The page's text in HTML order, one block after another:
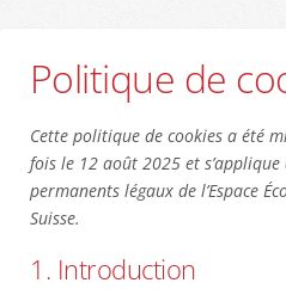
Politique de
Cette politique de cookies a été
fois le 12 août 2025 et
permanents légaux de l’Espace
Suisse.
1. Introduction